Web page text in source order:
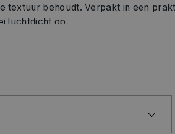
behoudt. Verpakt in een praktische
luchtdicht op.